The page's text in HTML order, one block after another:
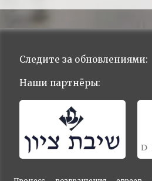
Следите за обновлениями:
Наши партнёры: